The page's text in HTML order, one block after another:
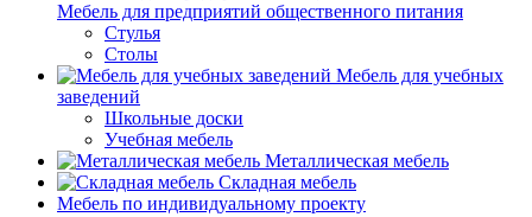
Мебель для предприятий общественного питания
Стулья
Столы
Мебель для учебных
заведений
Школьные доски
Учебная мебель
Металлическая мебель
Складная мебель
Мебель по индивидуальному проекту